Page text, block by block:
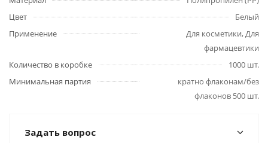
Цвет
Белый
Применение
Для косметики, Для
фармацевтики
Количество в коробке
1000 шт.
Минимальная партия
кратно флаконам/без
флаконов 500 шт.
Задать вопрос